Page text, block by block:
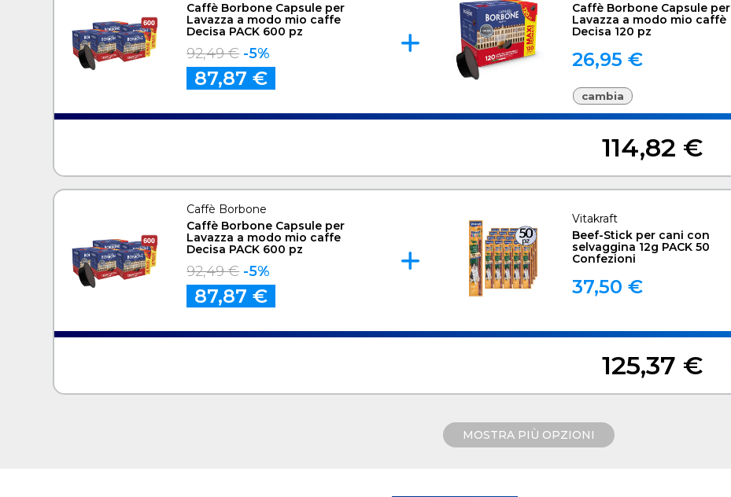
Caffè Borbone Capsule per
Lavazza a modo mio caffe
Decisa PACK 600 pz
92,49 € -5%
87,87 €
Caffè Borbone Capsule per
Lavazza a modo mio caffè
Decisa 120 pz
26,95 €
cambia
114,82 €
Caffè Borbone
Caffè Borbone Capsule per
Lavazza a modo mio caffe
Decisa PACK 600 pz
92,49 € -5%
87,87 €
Vitakraft
Beef-Stick per cani con
selvaggina 12g PACK 50
Confezioni
37,50 €
125,37 €
MOSTRA PIÙ OPZIONI